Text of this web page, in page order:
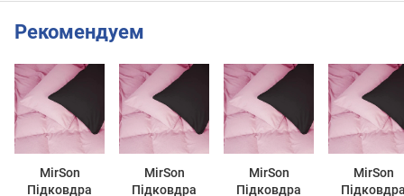
Рекомендуем
MirSon
Підковдра
MirSon
Підковдра
MirSon
Підковдра
MirSon